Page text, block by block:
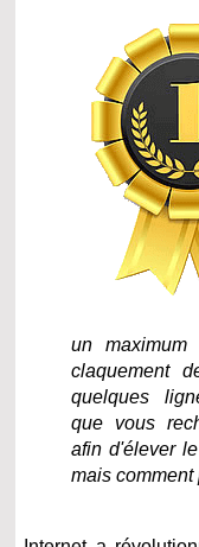
un maximum
claquement
quelques
que vous
afin d'élever
mais